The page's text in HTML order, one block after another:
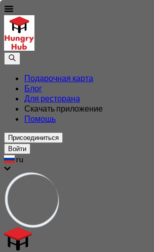
Подарочная карта
Блог
Для ресторана
Скачать приложение
Помощь
Присоединиться
Войти
ru